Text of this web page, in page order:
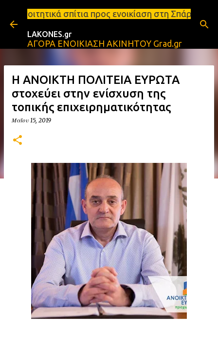
Μετάβαση στο κύριο περιεχόμενο
προς ενοικίαση στη Σπάρτη Ενοικιάσεις
LAKONES.gr
ΑΓΟΡΑ ΕΝΟΙΚΙΑΣΗ ΑΚΙΝΗΤΟΥ Grad.gr
Η ΑΝΟΙΚΤΗ ΠΟΛΙΤΕΙΑ ΕΥΡΩΤΑ
στοχεύει στην ενίσχυση της
τοπικής επιχειρηματικότητας
Μαΐου 15, 2019